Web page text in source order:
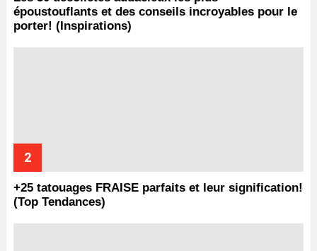
époustouflants et des conseils incroyables pour le
porter! (Inspirations)
+25 tatouages ​​FRAISE parfaits et leur signification!
(Top Tendances)